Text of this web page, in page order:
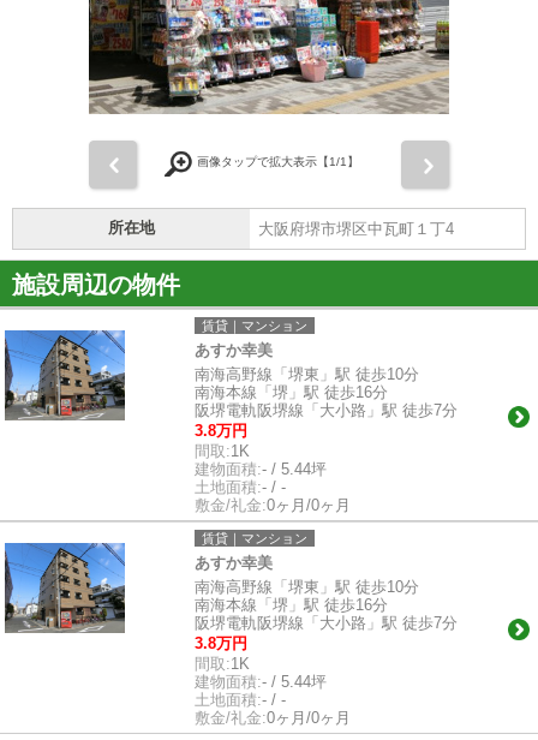
画像タップで拡大表示【1/1】
所在地 大阪府堺市堺区中瓦町１丁4
施設周辺の物件
賃貸｜マンション
あすか幸美
南海高野線「堺東」駅 徒歩10分
南海本線「堺」駅 徒歩16分
阪堺電軌阪堺線「大小路」駅 徒歩7分
3.8万円
間取:1K
建物面積:- / 5.44坪
土地面積:- / -
敷金/礼金:0ヶ月/0ヶ月
賃貸｜マンション
あすか幸美
南海高野線「堺東」駅 徒歩10分
南海本線「堺」駅 徒歩16分
阪堺電軌阪堺線「大小路」駅 徒歩7分
3.8万円
間取:1K
建物面積:- / 5.44坪
土地面積:- / -
敷金/礼金:0ヶ月/0ヶ月